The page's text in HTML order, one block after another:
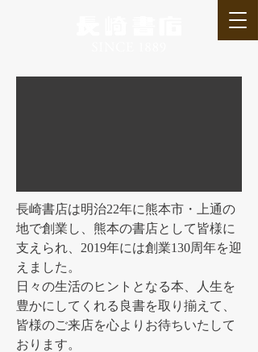
長崎書店は明治22年に熊本市・上通の
地で創業し、熊本の書店として皆様に
支えられ、2019年には創業130周年を迎
えました。
日々の生活のヒントとなる本、人生を
豊かにしてくれる良書を取り揃えて、
皆様のご来店を心よりお待ちいたして
おります。